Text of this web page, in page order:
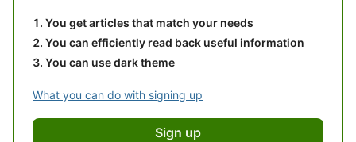
You get articles that match your needs
You can efficiently read back useful information
You can use dark theme
What you can do with signing up
Sign up